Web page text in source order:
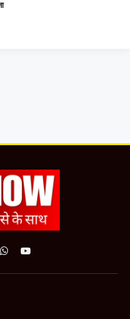
WhatsApp
YouTube